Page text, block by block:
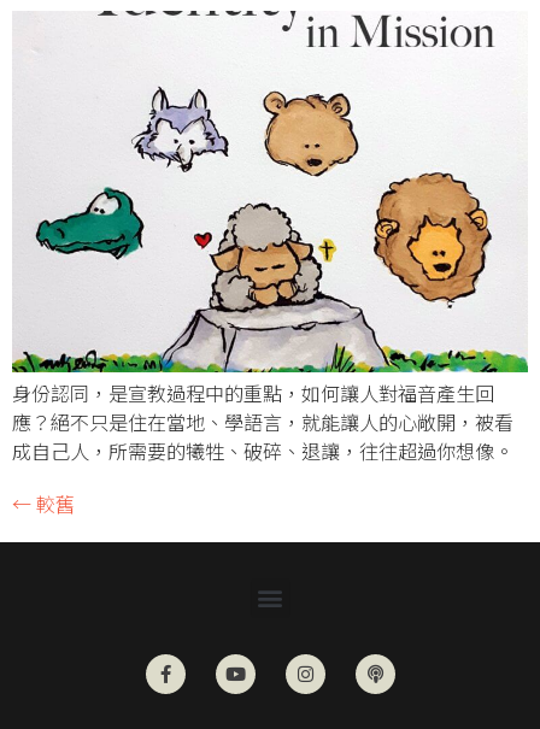
身份認同，是宣教過程中的重點，如何讓人對福音產生回
應？絕不只是住在當地、學語言，就能讓人的心敞開，被看
成自己人，所需要的犧牲、破碎、退讓，往往超過你想像。
←較舊